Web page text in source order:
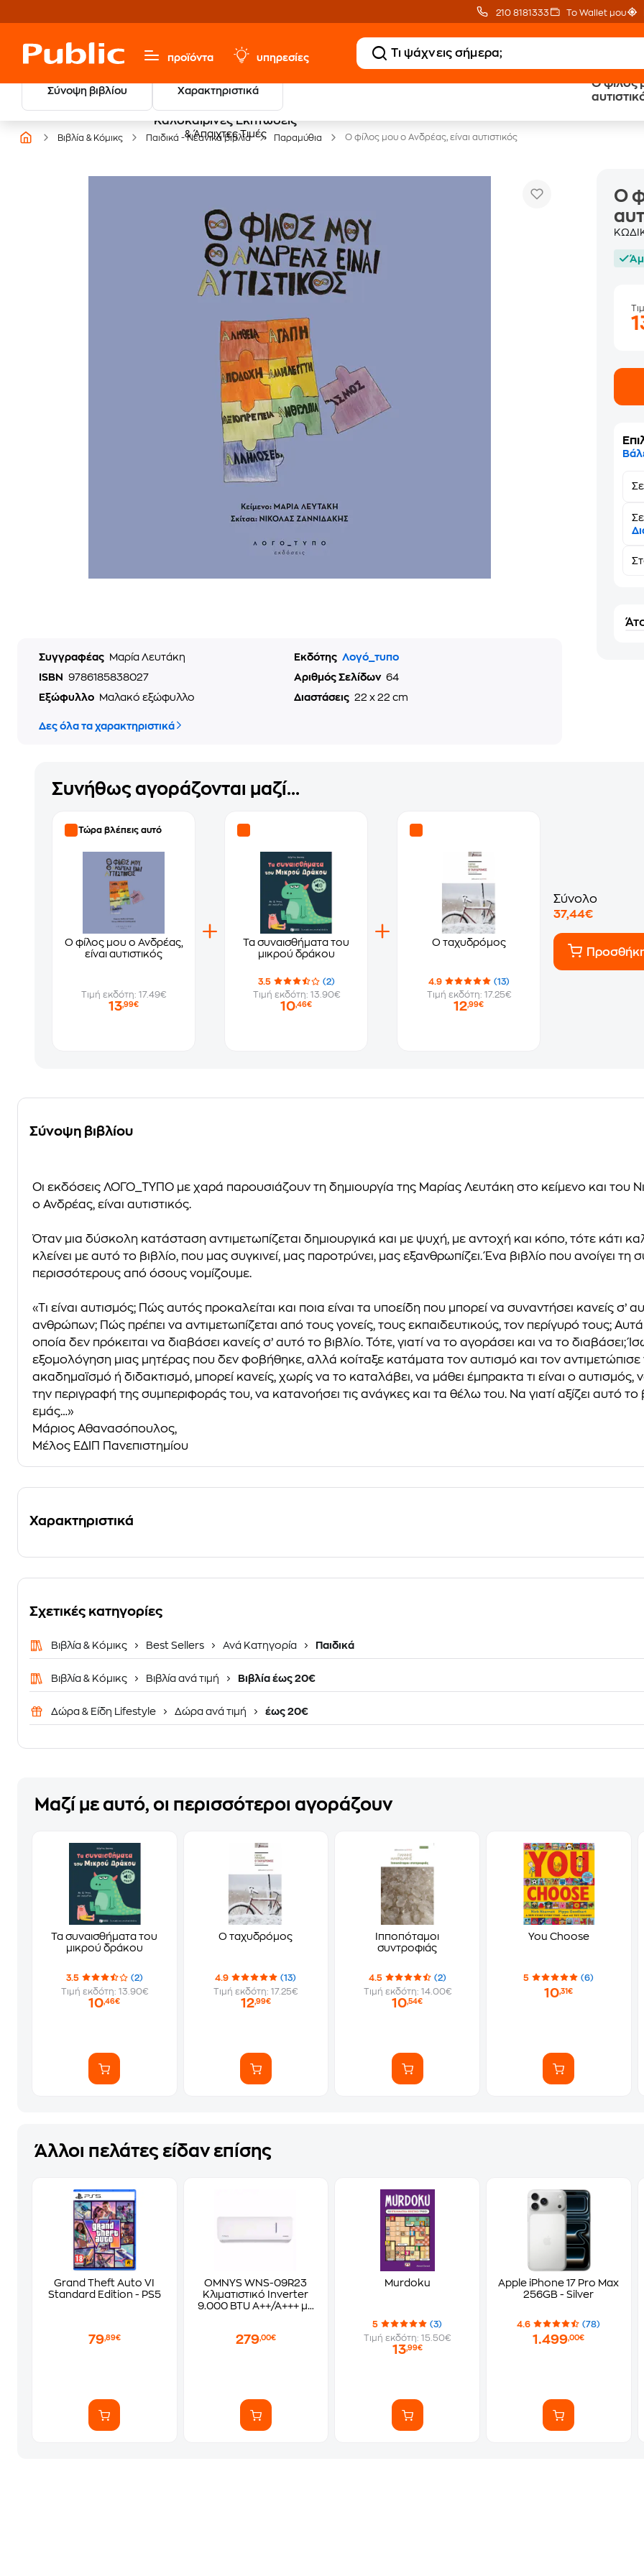
210 8181333 Το Wallet μου
προϊόντα υπηρεσίες
Σύνοψη βιβλίου Χαρακτηριστικά
O φίλος
Καλοκαιρινές Εκπτώσεις
& Άπαιχτες Τιμές
Δωρεάν
Βιβλία & Κόμικς Παιδικά - Νεανικά βιβλία Παραμύθια O φίλος μου ο Ανδρέας, είναι αυτιστικός
Συγγραφέας Μαρία Λευτάκη Εκδότης Λογό_τυπο
ISBN
9786185838027 Αριθμός Σελίδων 64
Εξώφυλλο
Μαλακό εξώφυλλο Διαστάσεις 22 x 22 cm
Δες όλα τα χαρακτηριστικά
O
Συνήθως αγοράζονται μαζί...
Τώρα βλέπεις αυτό
O φίλος μου ο Ανδρέας,
είναι αυτιστικός
Τιμή εκδότη: 17.49€
13,99€
Τα συναισθήματα του
μικρού δράκου
3.5
(2)
Τιμή εκδότη: 13.90€
10,46€
Ο ταχυδρόμος
4.9
(13)
Τιμή εκδότη: 17.25€
12,99€
Σύνολο
37,44€
Σύνοψη βιβλίου
Οι εκδόσεις ΛΟΓΟ_ΤΥΠΟ με χαρά παρουσιάζουν τη δημιουργία της Μαρίας Λευτάκη στο κείμενο και του
ο Ανδρέας, είναι αυτιστικός.
Όταν μια δύσκολη κατάσταση αντιμετωπίζεται δημιουργικά και με ψυχή, με αντοχή και κόπο, τότε κάτι
κλείνει με αυτό το βιβλίο, που μας συγκινεί, μας παροτρύνει, μας εξανθρωπίζει. Ένα βιβλίο που ανοίγει
περισσότερους από όσους νομίζουμε.
«Τι είναι αυτισμός; Πώς αυτός προκαλείται και ποια είναι τα υποείδη που μπορεί να συναντήσει κανείς σ’
ανθρώπων; Πώς πρέπει να αντιμετωπίζεται από τους γονείς, τους εκπαιδευτικούς, τον περίγυρό τους;
οποία δεν πρόκειται να διαβάσει κανείς σ’ αυτό το βιβλίο. Τότε, γιατί να το αγοράσει και να το διαβάσει;
εξομολόγηση μιας μητέρας που δεν φοβήθηκε, αλλά κοίταξε κατάματα τον αυτισμό και τον αντιμετώπισε
ακαδημαϊσμό ή διδακτισμό, μπορεί κανείς, χωρίς να το καταλάβει, να μάθει έμπρακτα τι είναι ο
την περιγραφή της συμπεριφοράς του, να κατανοήσει τις ανάγκες και τα θέλω του. Να γιατί αξίζει αυτό
εμάς…»
Μάριος Αθανασόπουλος,
Μέλος ΕΔΙΠ Πανεπιστημίου
Χαρακτηριστικά
Σχετικές κατηγορίες
Βιβλία & Κόμικς Best Sellers Ανά Κατηγορία Παιδικά
Βιβλία & Κόμικς Βιβλία ανά τιμή Βιβλία έως 20€
Δώρα & Είδη Lifestyle Δώρα ανά τιμή έως 20€
Μαζί με αυτό, οι περισσότεροι αγοράζουν
Τα συναισθήματα του
μικρού δράκου
3.5
(2)
Τιμή εκδότη: 13.90€
10,46€
Ο ταχυδρόμος
4.9
(13)
Τιμή εκδότη: 17.25€
12,99€
Ιπποπόταμοι
συντροφιάς
4.5
(2)
Τιμή εκδότη: 14.00€
10,54€
You Choose
5 (6)
10,31€
Άλλοι πελάτες είδαν επίσης
Grand Theft Auto VI
Standard Edition - PS5
79,89€
OMNYS WNS-09R23
Κλιματιστικό Inverter
9.000 BTU A++/A+++ με
279,00€
Murdoku
5
(3)
Τιμή εκδότη: 15.50€
13,99€
Apple iPhone 17 Pro Max
256GB - Silver
4.6 (78)
1.499,00€